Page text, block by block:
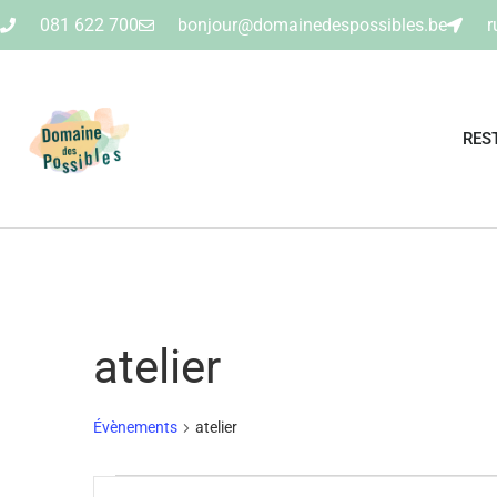
081 622 700 bonjour@domainedespossibles.be
atelier
Évènements atelier